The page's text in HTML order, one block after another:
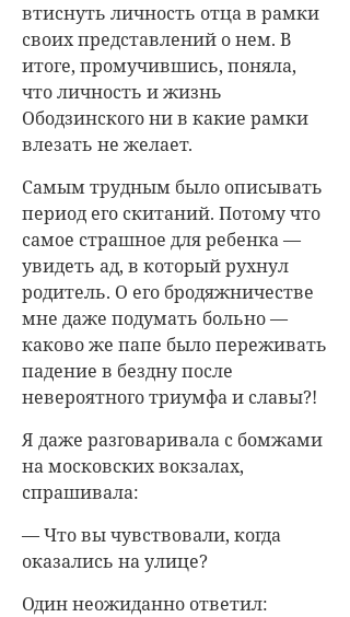
втиснуть личность отца в рамки
своих представлений о нем. В
итоге, промучившись, поняла,
что личность и жизнь
Ободзинского ни в какие рамки
влезать не желает.
Самым трудным было описывать
период его скитаний. Потому что
самое страшное для ребенка —
увидеть ад, в который рухнул
родитель. О его бродяжничестве
мне даже подумать больно —
каково же папе было переживать
падение в бездну после
невероятного триумфа и славы?!
Я даже разговаривала с бомжами
на московских вокзалах,
спрашивала:
— Что вы чувствовали, когда
оказались на улице?
Один неожиданно ответил: